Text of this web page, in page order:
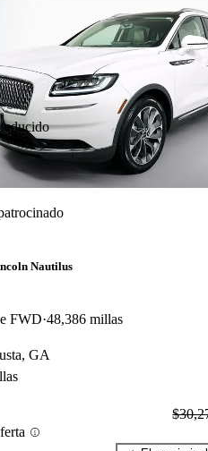
Nautilus
FWD 48,386 millas
GA